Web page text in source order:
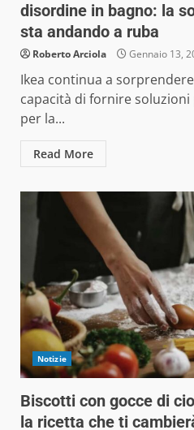
disordine in bagno: la
sta andando a ruba
Roberto Arciola Gennaio 13,
Ikea continua a
capacità di fornire
per la...
Read More
Notizie
Biscotti con gocce di
la ricetta che ti